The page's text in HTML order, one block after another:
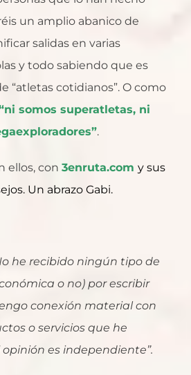
un amplio abanico de
salidas en varias
y todo sabiendo que es
“atletas cotidianos”. O como
somos superatletas, ni
.
ellos, con 3enruta.com y sus
Un abrazo Gabi.
he recibido ningún tipo de
o no) por escribir
conexión material con
o servicios que he
es independiente”.